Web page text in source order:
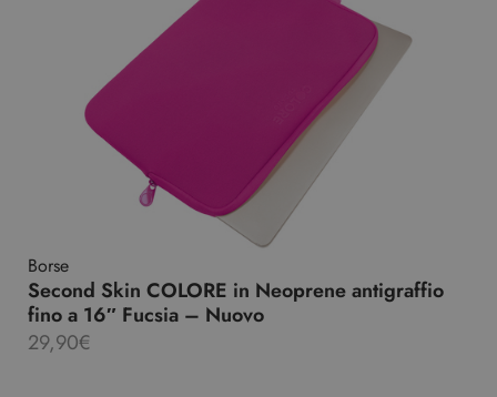
Borse
Second Skin COLORE in Neoprene antigraffio
fino a 16″ Fucsia – Nuovo
29,90€